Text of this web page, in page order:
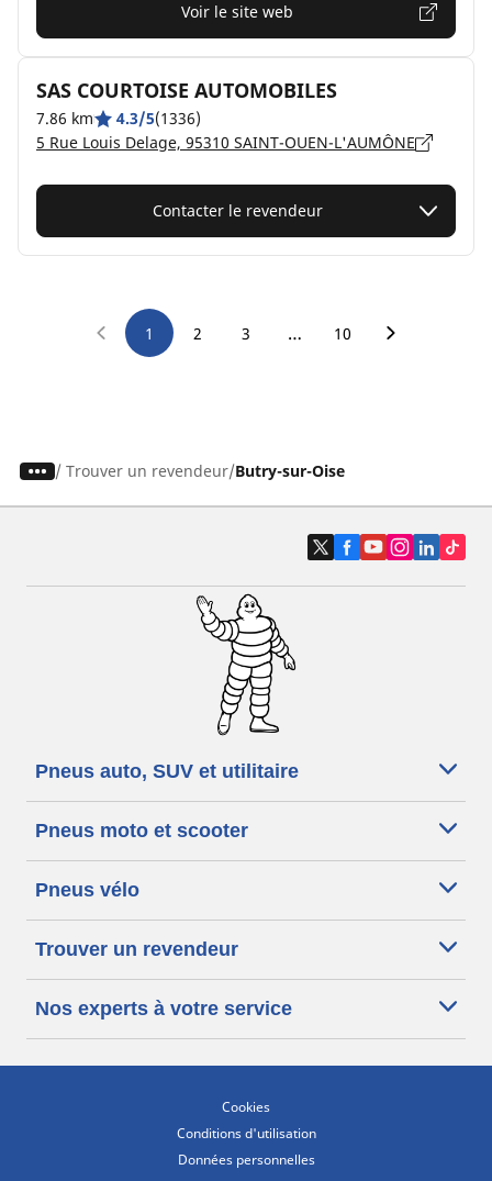
Voir le site web
SAS COURTOISE AUTOMOBILES
7.86 km 4.3/5(1336)
5 Rue Louis Delage, 95310 SAINT-OUEN-L'AUMÔNE
Contacter le revendeur
1 2 3 … 10
/ Trouver un revendeur Butry-sur-Oise
Pneus auto, SUV et utilitaire
Pneus moto et scooter
Pneus vélo
Trouver un revendeur
Nos experts à votre service
Cookies
Conditions d'utilisation
Données personnelles